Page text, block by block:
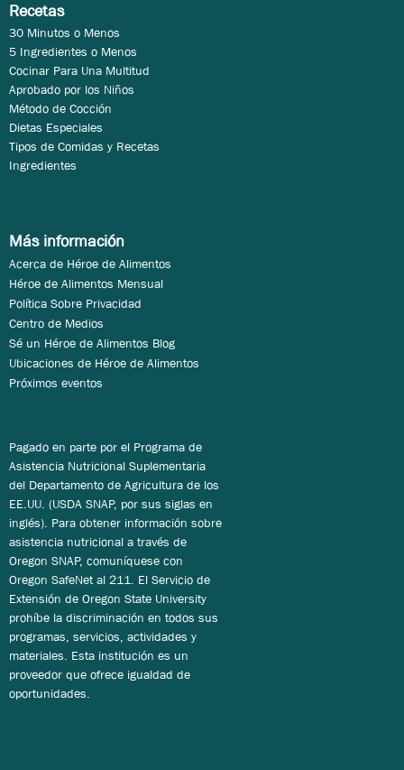
Recetas
30 Minutos o Menos
5 Ingredientes o Menos
Cocinar Para Una Multitud
Aprobado por los Niños
Método de Cocción
Dietas Especiales
Tipos de Comidas y Recetas
Ingredientes
Más información
Acerca de Héroe de Alimentos
Héroe de Alimentos Mensual
Política Sobre Privacidad
Centro de Medios
Sé un Héroe de Alimentos Blog
Ubicaciones de Héroe de Alimentos
Próximos eventos
Pagado en parte por el Programa de
Asistencia Nutricional Suplementaria
del Departamento de Agricultura de los
EE.UU. (USDA SNAP, por sus siglas en
inglés). Para obtener información sobre
asistencia nutricional a través de
Oregon SNAP, comuníquese con
Oregon SafeNet al 211. El Servicio de
Extensión de Oregon State University
prohíbe la discriminación en todos sus
programas, servicios, actividades y
materiales. Esta institución es un
proveedor que ofrece igualdad de
oportunidades.